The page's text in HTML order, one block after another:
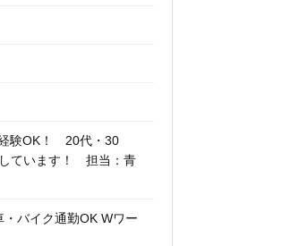
経験OK！ 20代・30
ています！ 担当：青
バイク通勤OK Wワー